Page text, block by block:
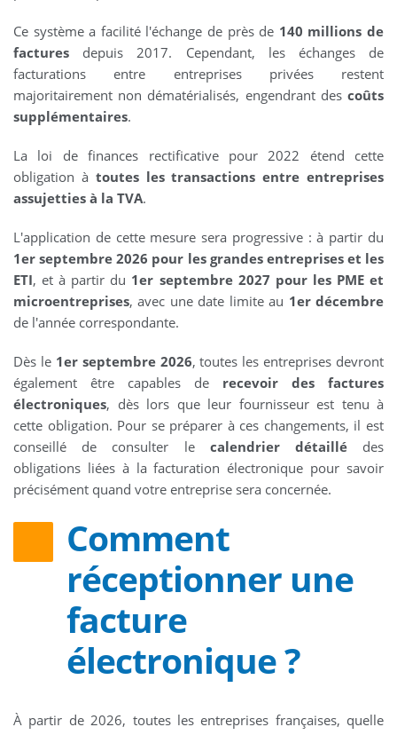
Ce système a facilité l'échange de près de 140 millions de
factures depuis 2017. Cependant, les échanges de
facturations entre entreprises privées restent
majoritairement non dématérialisés, engendrant des coûts
supplémentaires.
La loi de finances rectificative pour 2022 étend cette
obligation à toutes les transactions entre entreprises
assujetties à la TVA.
L'application de cette mesure sera progressive : à partir du
1er septembre 2026 pour les grandes entreprises et les
ETI, et à partir du 1er septembre 2027 pour les PME et
microentreprises, avec une date limite au 1er décembre
de l'année correspondante.
Dès le 1er septembre 2026, toutes les entreprises devront
également être capables de recevoir des factures
électroniques, dès lors que leur fournisseur est tenu à
cette obligation. Pour se préparer à ces changements, il est
conseillé de consulter le calendrier détaillédes
obligations liées à la facturation électronique pour savoir
précisément quand votre entreprise sera concernée.
Comment
réceptionner une
facture
électronique ?
À partir de 2026, toutes les entreprises françaises, quelle